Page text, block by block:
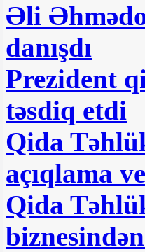
Əli
danışdı
Prezident
təsdiq etdi
Qida
açıqlama
Qida